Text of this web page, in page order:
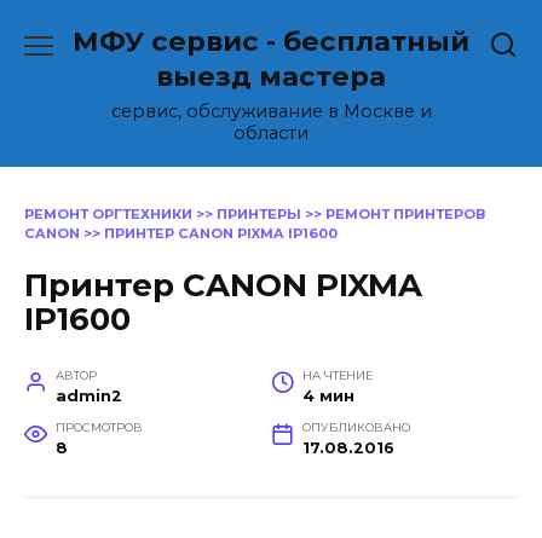
МФУ сервис - бесплатный
выезд мастера
сервис, обслуживание в Москве и
области
РЕМОНТ ОРГТЕХНИКИ >> ПРИНТЕРЫ >> РЕМОНТ ПРИНТЕРОВ
CANON >> ПРИНТЕР CANON PIXMA IP1600
Принтер CANON PIXMA
IP1600
АВТОР
admin2
НА ЧТЕНИЕ
4 мин
ПРОСМОТРОВ
8
ОПУБЛИКОВАНО
17.08.2016